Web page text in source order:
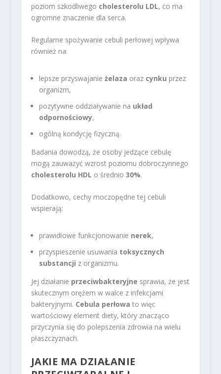
poziom szkodliwego cholesterolu LDL, co ma
ogromne znaczenie dla serca.
Regularne spożywanie cebuli perłowej wpływa
również na:
lepsze przyswajanie żelaza oraz cynku przez
organizm,
pozytywne oddziaływanie na układ
odpornościowy,
ogólną kondycję fizyczną.
Badania dowodzą, że osoby jedzące cebulę
mogą zauważyć wzrost poziomu dobroczynnego
cholesterolu HDL o średnio 30%.
Dodatkowo, cechy moczopędne tej cebuli
wspierają:
prawidłowe funkcjonowanie nerek,
przyspieszenie usuwania toksycznych
substancji z organizmu.
Jej działanie przeciwbakteryjne sprawia, że jest
skutecznym orężem w walce z infekcjami
bakteryjnymi. Cebula perłowa to więc
wartościowy element diety, który znacząco
przyczynia się do polepszenia zdrowia na wielu
płaszczyznach.
JAKIE MA DZIAŁANIE